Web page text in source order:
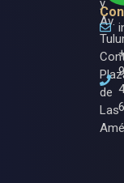
y
Av.
de
Las